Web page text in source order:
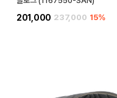
201,000 237,000 15%